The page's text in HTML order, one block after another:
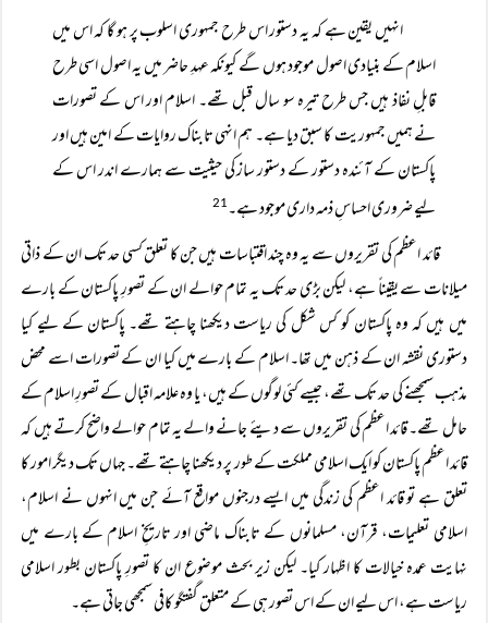
انہیں یقین ہے کہ یہ دستور اس طرح جمہوری اسلوب پر ہو گا کہ اس میں
اسلام کے بنیادی اصول موجود ہوں گے کیونکہ عہدِ حاضر میں یہ اصول اسی طرح
قابلِ نفاذ ہیں جس طرح تیرہ سو سال قبل تھے۔ اسلام اور اس کے تصورات
نے ہمیں جمہوریت کا سبق دیا ہے۔ ہم انہی تابناک روایات کے امین ہیں اور
پاکستان کے آئندہ دستور کے دستور ساز کی حیثیت سے ہمارے اندر اس کے
لیے ضروری احساسِ ذمہ داری موجود ہے۔21
قائد اعظم کی تقریروں سے یہ وہ چند اقتباسات ہیں جن کا تعلق کسی حد تک ان کے ذاتی
میلانات سے یقیناً ہے، لیکن بڑی حد تک یہ تمام حوالے ان کے تصورِ پاکستان کے بارے
میں ہیں کہ وہ پاکستان کو کس شکل کی ریاست دیکھنا چاہتے تھے۔ پاکستان کے لیے کیا
دستوری نقشہ ان کے ذہن میں تھا۔ اسلام کے بارے میں کیا ان کے تصورات اسے محض
مذہب سمجھنے کی حد تک تھے، جیسے کئی لوگوں کے ہیں، یا وہ علامہ اقبال کے تصورِ اسلام کے
حامل تھے۔ قائد اعظم کی تقریروں سے دیئے جانے والے یہ تمام حوالے واضح کرتے ہیں کہ
قائد اعظم پاکستان کو ایک اسلامی مملکت کے طور پر دیکھنا چاہتے تھے۔ جہاں تک دیگر امور کا
تعلق ہے تو قائد اعظم کی زندگی میں ایسے درجنوں مواقع آئے جن میں انہوں نے اسلام،
اسلامی تعلیمات، قرآن، مسلمانوں کے تابناک ماضی اور تاریخِ اسلام کے بارے میں
نہایت عمدہ خیالات کا اظہار کیا۔ لیکن زیر بحث موضوع ان کا تصورِ پاکستان بطور اسلامی
ریاست ہے، اس لیے ان کے اس تصور ہی کے متعلق گفتگو کافی سمجھی جاتی ہے۔